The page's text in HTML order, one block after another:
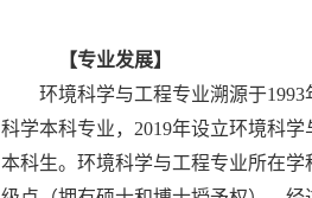
【专业发展】
环境科学与工程专业溯源于
科学本科专业，2019年设立环境科
本科生。环境科学与工程专业所在学